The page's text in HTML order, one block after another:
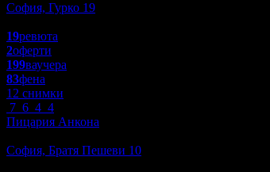
София, Гурко 19
19ревюта
2оферти
199ваучера
83фена
12 снимки
7 6 4 4
Пицария Анкона
София, Братя Пешеви 10